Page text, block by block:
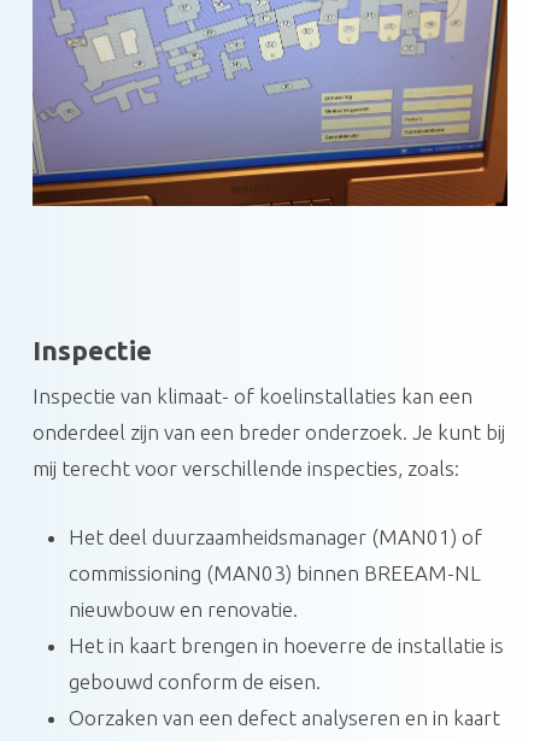
Inspectie
Inspectie van klimaat- of koelinstallaties kan een
onderdeel zijn van een breder onderzoek. Je kunt bij
mij terecht voor verschillende inspecties, zoals:
Het deel duurzaamheidsmanager (MAN01) of
commissioning (MAN03) binnen BREEAM-NL
nieuwbouw en renovatie.
Het in kaart brengen in hoeverre de installatie is
gebouwd conform de eisen.
Oorzaken van een defect analyseren en in kaart